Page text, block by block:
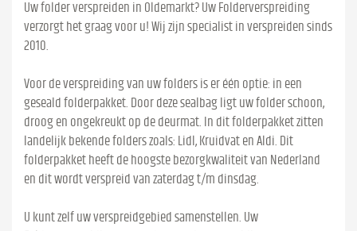
Uw folder verspreiden in Oldemarkt? Uw Folderverspreiding
verzorgt het graag voor u! Wij zijn specialist in verspreiden sinds
2010.
Voor de verspreiding van uw folders is er één optie: in een
geseald folderpakket. Door deze sealbag ligt uw folder schoon,
droog en ongekreukt op de deurmat. In dit folderpakket zitten
landelijk bekende folders zoals: Lidl, Kruidvat en Aldi. Dit
folderpakket heeft de hoogste bezorgkwaliteit van Nederland
en dit wordt verspreid van zaterdag t/m dinsdag.
U kunt zelf uw verspreidgebied samenstellen. Uw